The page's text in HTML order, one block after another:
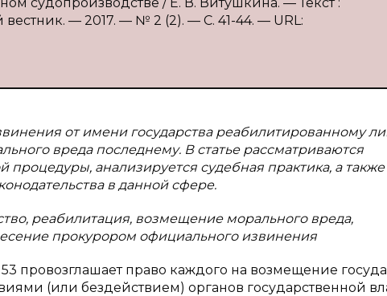
— 2017. — № 2 (2). — С. 41-44. — URL:
от имени государства реабилитированному
вреда последнему. В статье рассматриваются
анализируется судебная практика, а также
в данной сфере.
реабилитация, возмещение морального вреда,
прокурором официального извинения
провозглашает право каждого на возмещение
(или бездействием) органов государственной